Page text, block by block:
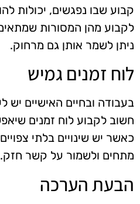
קבוע שבו נפגשים, יכולות
לקבוע מהן המסורות
ניתן לשמר אותן גם מרחוק.
לוח זמנים גמיש
בעבודה ובחיים האישיים יש
חשוב לקבוע לוח זמנים
כאשר יש שינויים בלתי
מתחים ולשמור על קשר חזק.
הבעת הערכה